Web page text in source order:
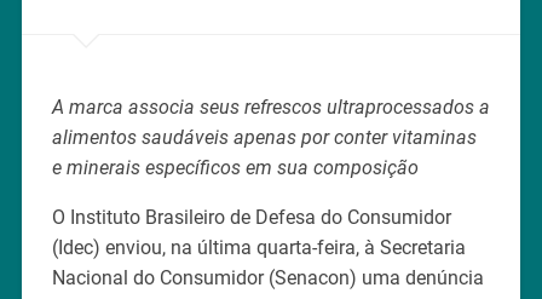
A marca associa seus refrescos ultraprocessados a
alimentos saudáveis apenas por conter vitaminas
e minerais específicos em sua composição
O Instituto Brasileiro de Defesa do Consumidor
(Idec) enviou, na última quarta-feira, à Secretaria
Nacional do Consumidor (Senacon) uma denúncia